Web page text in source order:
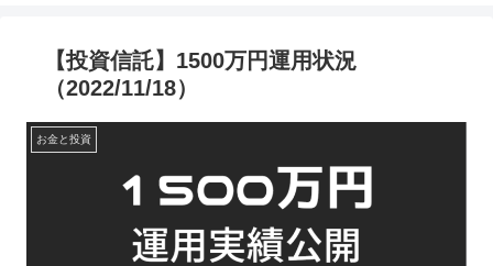
【投資信託】1500万円運用状況
（2022/11/18）
お金と投資